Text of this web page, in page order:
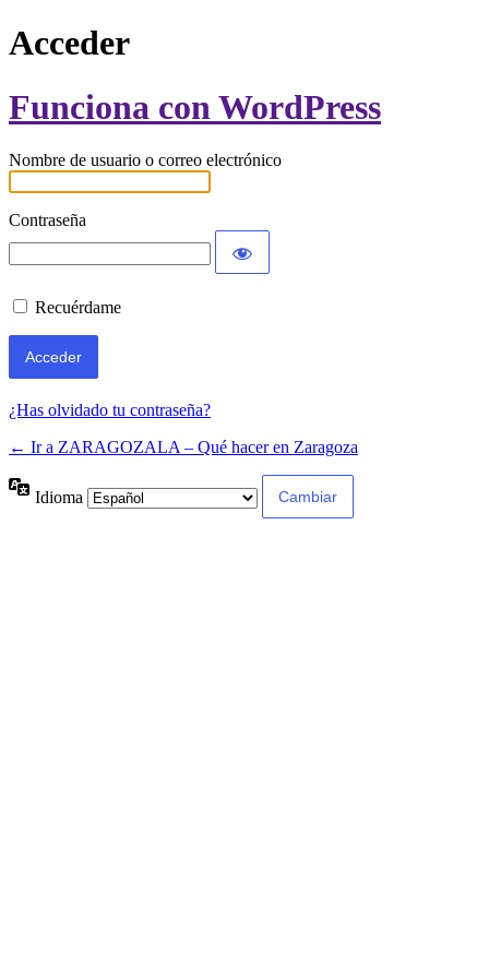
Acceder
Funciona con WordPress
Nombre de usuario o correo electrónico
Contraseña
Recuérdame
¿Has olvidado tu contraseña?
← Ir a ZARAGOZALA – Qué hacer en Zaragoza
Idioma